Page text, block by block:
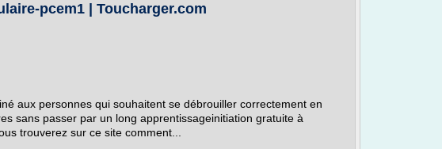
pcem1 | Toucharger.com
aux personnes qui souhaitent se débrouiller correctement en
sans passer par un long apprentissageinitiation gratuite à
trouverez sur ce site comment...